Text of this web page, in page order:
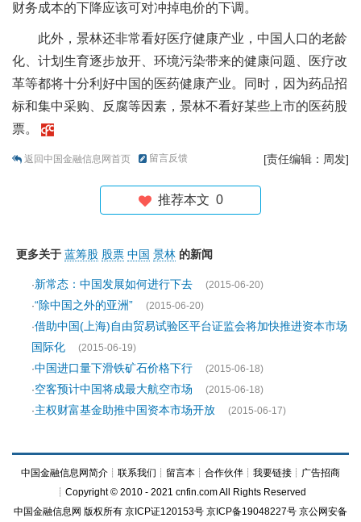
财务成本的下降应该可对冲掉电价的下调。
此外，景林还非常看好医疗健康产业，中国人口的老龄
化、计划生育逐步放开、环境污染带来的健康问题、医疗改
革等都将十分利好中国的医药健康产业。同时，因为药品招
标和集中采购、反腐等因素，景林不看好某些上市的医药股
票。
返回中国金融信息网首页 留言反馈 [责任编辑：周发]
推荐本文 0
更多关于 蓝筹股 股票 中国 景林 的新闻
·新常态：中国发展如何进行下去
(2015-06-20)
·“除中国之外的亚洲”
(2015-06-20)
·借助中国(上海)自由贸易试验区平台证监会将加快推进资本市场
国际化
(2015-06-19)
·中国进口量下滑铁矿石价格下行
(2015-06-18)
·空客预计中国将成最大航空市场
(2015-06-18)
·主权财富基金助推中国资本市场开放 (2015-06-17)
中国金融信息网简介 ┊ 联系我们 ┊ 留言本 ┊ 合作伙伴 ┊ 我要链接 ┊ 广告招商
┊Copyright © 2010 - 2021 cnfin.com All Rights Reserved
中国金融信息网 版权所有 京ICP证120153号 京ICP备19048227号 京公网安备